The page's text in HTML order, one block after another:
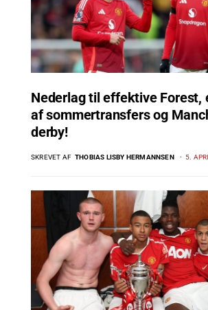
Nederlag til effektive Forest,
af sommertransfers og
derby!
SKREVET AF THOBIAS LISBY HERMANNSEN 5.